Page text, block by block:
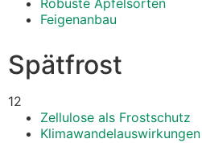
Robuste Apfelsorten
Feigenanbau
Spätfrost
12
Zellulose als Frostschutz